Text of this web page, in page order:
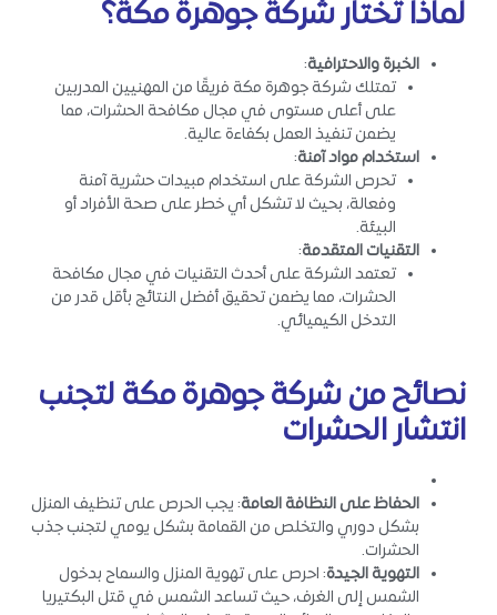
لماذا تختار شركة جوهرة مكة؟
الخبرة والاحترافية:
تمتلك شركة جوهرة مكة فريقًا من المهنيين المدربين
على أعلى مستوى في مجال مكافحة الحشرات، مما
يضمن تنفيذ العمل بكفاءة عالية.
استخدام مواد آمنة:
تحرص الشركة على استخدام مبيدات حشرية آمنة
وفعالة، بحيث لا تشكل أي خطر على صحة الأفراد أو
البيئة.
التقنيات المتقدمة:
تعتمد الشركة على أحدث التقنيات في مجال مكافحة
الحشرات، مما يضمن تحقيق أفضل النتائج بأقل قدر من
التدخل الكيميائي.
نصائح من شركة جوهرة مكة لتجنب
انتشار الحشرات
الحفاظ على النظافة العامة: يجب الحرص على تنظيف المنزل
بشكل دوري والتخلص من القمامة بشكل يومي لتجنب جذب
الحشرات.
التهوية الجيدة: احرص على تهوية المنزل والسماح بدخول
الشمس إلى الغرف، حيث تساعد الشمس في قتل البكتيريا